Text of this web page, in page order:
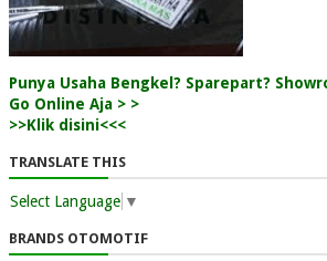
Punya Usaha Bengkel? Sparepart?
Go Online Aja > >
>>Klik disini<<<
TRANSLATE THIS
Select Language ▼
BRANDS OTOMOTIF